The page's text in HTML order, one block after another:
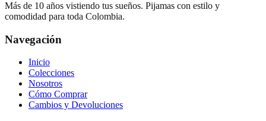
Más de 10 años vistiendo tus sueños. Pijamas con estilo y
comodidad para toda Colombia.
Navegación
Inicio
Colecciones
Nosotros
Cómo Comprar
Cambios y Devoluciones